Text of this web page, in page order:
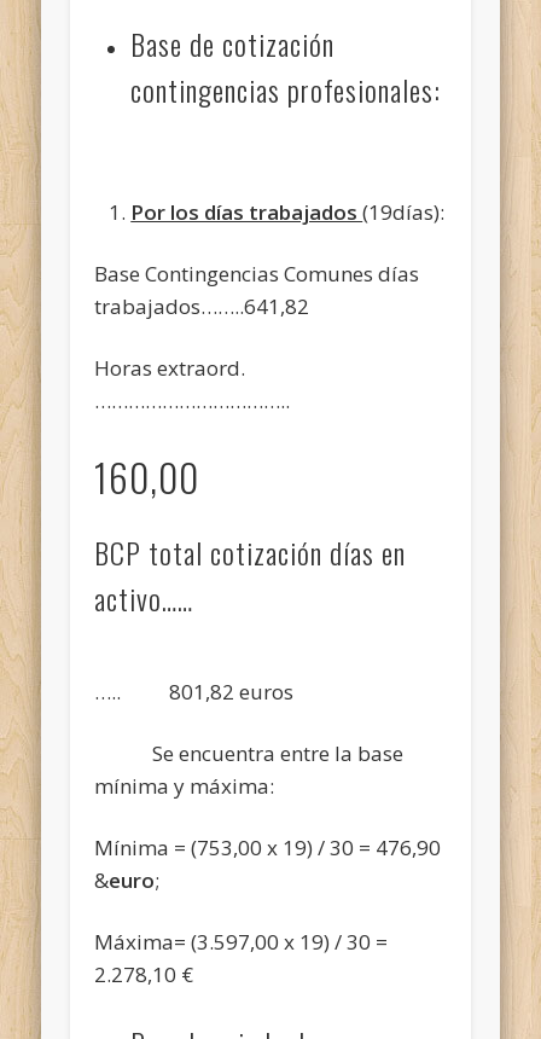
Base de cotización
contingencias profesionales:
Por los días trabajados(19días):
Base Contingencias Comunes días
trabajados……..641,82
Horas extraord.
……………………………..
160,00
BCP total cotización días en
activo……
….. 801,82 euros
Se encuentra entre la base
mínima y máxima:
Mínima = (753,00 x 19) / 30 = 476,90
&euro;
Máxima= (3.597,00 x 19) / 30 =
2.278,10 €